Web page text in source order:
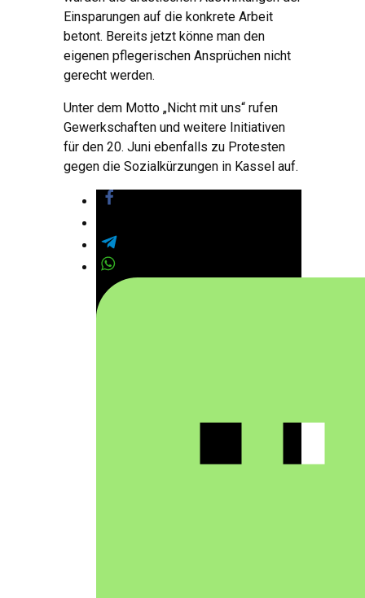
Einsparungen auf die konkrete Arbeit
betont. Bereits jetzt könne man den
eigenen pflegerischen Ansprüchen nicht
gerecht werden.
Unter dem Motto „Nicht mit uns“ rufen
Gewerkschaften und weitere Initiativen
für den 20. Juni ebenfalls zu Protesten
gegen die Sozialkürzungen in Kassel auf.